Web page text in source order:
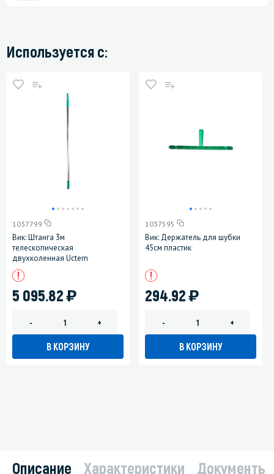
Используется с:
1037799
Вик: Штанга 3м
телескопическая
двухколенная Uctem
5 095.82)
- +
В КОРЗИНУ
1037595
Вик: Держатель для шубки
45см пластик
294.92)
- +
В КОРЗИНУ
Описание Характеристики Документы